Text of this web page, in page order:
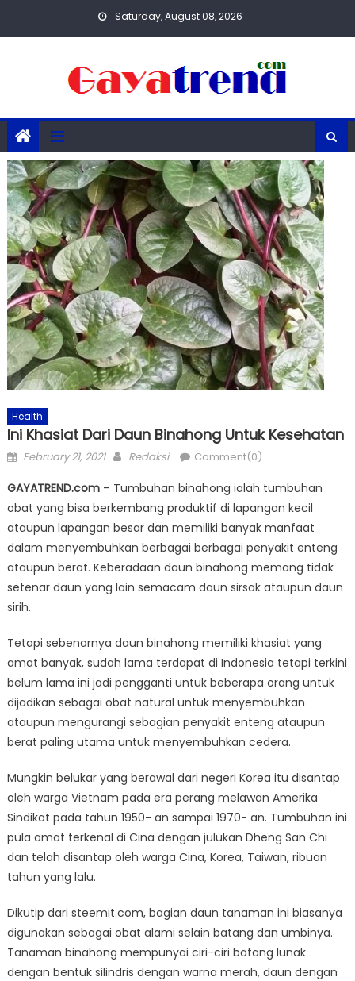
Saturday, August 08, 2026
Health
Ini Khasiat Dari Daun Binahong Untuk Kesehatan
Posted
February 21, 2021 Author
Redaksi Comment(0)
GAYATREND.com – Tumbuhan binahong ialah tumbuhan
obat yang bisa berkembang produktif di lapangan kecil
ataupun lapangan besar dan memiliki banyak manfaat
dalam menyembuhkan berbagai berbagai penyakit enteng
ataupun berat. Keberadaan daun binahong memang tidak
setenar daun yang lain semacam daun sirsak ataupun daun
sirih.
Tetapi sebenarnya daun binahong memiliki khasiat yang
amat banyak, sudah lama terdapat di Indonesia tetapi terkini
belum lama ini jadi pengganti untuk beberapa orang untuk
dijadikan sebagai obat natural untuk menyembuhkan
ataupun mengurangi sebagian penyakit enteng ataupun
berat paling utama untuk menyembuhkan cedera.
Mungkin belukar yang berawal dari negeri Korea itu disantap
oleh warga Vietnam pada era perang melawan Amerika
Sindikat pada tahun 1950- an sampai 1970- an. Tumbuhan ini
pula amat terkenal di Cina dengan julukan Dheng San Chi
dan telah disantap oleh warga Cina, Korea, Taiwan, ribuan
tahun yang lalu.
Dikutip dari steemit.com, bagian daun tanaman ini biasanya
digunakan sebagai obat alami selain batang dan umbinya.
Tanaman binahong mempunyai ciri-ciri batang lunak
dengan bentuk silindris dengan warna merah, daun dengan